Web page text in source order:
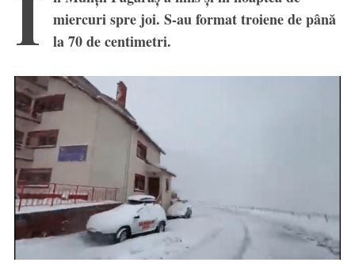
miercuri spre joi. S-au format troiene de până
la 70 de centimetri.